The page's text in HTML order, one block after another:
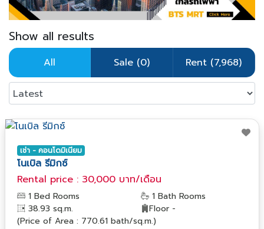
Show all results
All Sale (0) Rent (7,968)
เช่า - คอนโดมิเนียม
โนเบิล รีมิกซ์
Rental price : 30,000 บาท/เดือน
1 Bed Rooms
1 Bath Rooms
38.93 sq.m.
Floor -
(Price of Area : 770.61 bath/sq.m.)